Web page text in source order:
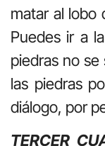
matar al lobo
Puedes ir a
piedras no
las piedras
diálogo, por
TERCER